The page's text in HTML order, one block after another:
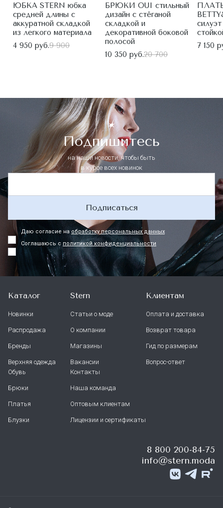
ЮБКА STERN юбка
средней длины с
аккуратной складкой
из легкого материала
4 950 руб.9 900
БРЮКИ OUI стильный
дизайн с стёганой
складкой и
декоративной боковой
полосой
10 350 руб.20 700
7 150
Подпишитесь
на наши новости, чтобы быть
в курсе всех новинок
Подписаться
Даю согласие наобработку персональных данных
Соглашаюсь с политикой конфиденциальности
Каталог
Новинки
Распродажа
Бренды
Верхняя одежда
Обувь
Брюки
Платья
Блузки
Stern
Статьи о моде
О компании
Магазины
Вакансии
Контакты
Наша команда
Оптовым клиентам
Лицензии и сертификаты
Клиентам
Оплата и доставка
Возврат товара
Гид по размерам
Вопрос-ответ
8 800 200-84-75
info@stern.moda